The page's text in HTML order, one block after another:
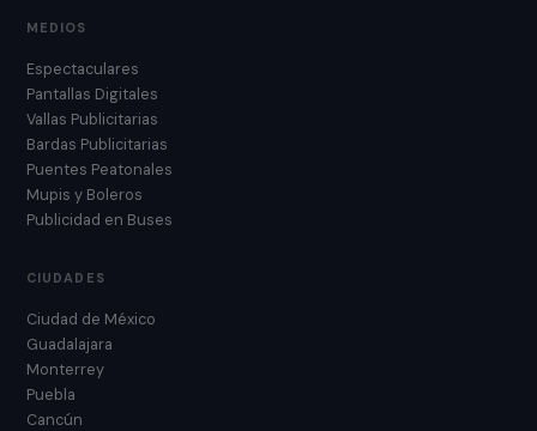
MEDIOS
Espectaculares
Pantallas Digitales
Vallas Publicitarias
Bardas Publicitarias
Puentes Peatonales
Mupis y Boleros
Publicidad en Buses
CIUDADES
Ciudad de México
Guadalajara
Monterrey
Puebla
Cancún